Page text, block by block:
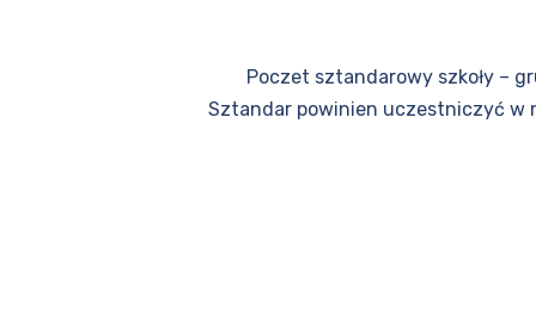
Poczet sztandarowy szkoły –
Sztandar powinien uczestniczyć w